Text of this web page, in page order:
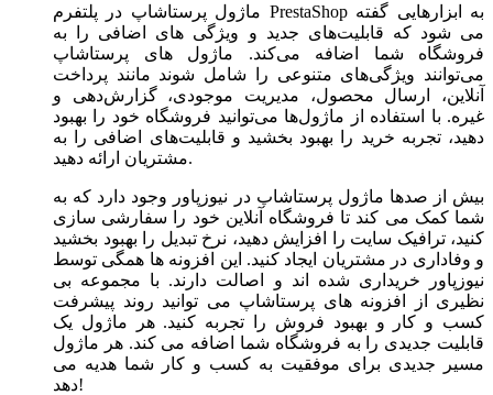
ماژول‌ پرستاشاپ در پلتفرم PrestaShop به ابزارهایی گفته
می شود که قابلیت‌های جدید و ویژگی های اضافی را به
فروشگاه شما اضافه می‌کند. ماژول های پرستاشاپ
می‌توانند ویژگی‌های متنوعی را شامل شوند مانند پرداخت
آنلاین، ارسال محصول، مدیریت موجودی، گزارش‌دهی و
غیره. با استفاده از ماژول‌ها می‌توانید فروشگاه خود را بهبود
دهید، تجربه خرید را بهبود بخشید و قابلیت‌های اضافی را به
مشتریان ارائه دهید.
بیش از صدها ماژول پرستاشاپ در نیوزپاور وجود دارد که به
شما کمک می کند تا فروشگاه آنلاین خود را سفارشی سازی
کنید، ترافیک سایت را افزایش دهید، نرخ تبدیل را بهبود بخشید
و وفاداری در مشتریان ایجاد کنید. این افزونه ها همگی توسط
نیوزپاور خریداری شده اند و اصالت دارند. با مجموعه بی
نظیری از افزونه های پرستاشاپ می توانید روند پیشرفت
کسب و کار و بهبود فروش را تجربه کنید. هر ماژول یک
قابلیت جدیدی را به فروشگاه شما اضافه می کند. هر ماژول
مسیر جدیدی برای موفقیت به کسب و کار شما هدیه می
دهد!